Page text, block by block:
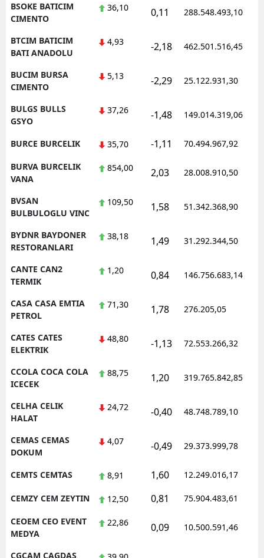
BSOKE BATICIM
CIMENTO
36,10 0,11 288.548.493,10
BTCIM BATICIM
BATI ANADOLU
4,93 -2,18 462.501.516,45
BUCIM BURSA
CIMENTO
5,13 -2,29 25.122.931,30
BULGS BULLS
GSYO
37,26 -1,48 149.014.319,06
BURCE BURCELIK 35,70 -1,11 70.494.967,92
BURVA BURCELIK
VANA
854,00 2,03 28.008.910,50
BVSAN
BULBULOGLU VINC
109,50 1,58 51.342.368,90
BYDNR BAYDONER
RESTORANLARI
38,18 1,49 31.292.344,50
CANTE CAN2
TERMIK
1,20 0,84 146.756.683,14
CASA CASA EMTIA
PETROL
71,30 1,78 276.205,05
CATES CATES
ELEKTRIK
48,80 -1,13 72.553.266,32
CCOLA COCA COLA
ICECEK
88,75 1,20 319.765.842,85
CELHA CELIK
HALAT
24,72 -0,40 48.748.789,10
CEMAS CEMAS
DOKUM
4,07 -0,49 29.373.999,78
CEMTS CEMTAS 8,91 1,60 12.249.016,17
CEMZY CEM ZEYTIN 12,50 0,81 75.904.483,61
CEOEM CEO EVENT
MEDYA
22,86 0,09 10.500.591,46
CGCAM CAGDAS